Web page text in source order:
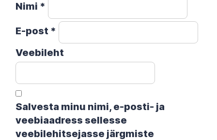
Nimi *
E-post *
Veebileht
Salvesta minu nimi, e-posti- ja
veebiaadress sellesse
veebilehitsejasse järgmiste